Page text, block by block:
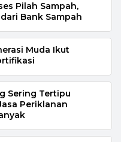
Pilah Sampah,
Bank Sampah
Muda Ikut
Sering Tertipu
Periklanan